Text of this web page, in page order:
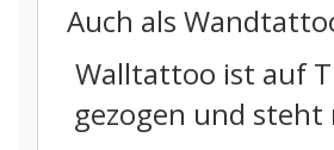
Auch als
Walltattoo ist auf
gezogen und steht